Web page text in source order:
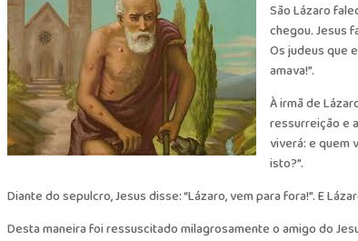
São Lázaro
chegou. Jesus
Os judeus que
amava!”.
À irmã de
ressurreição e
viverá: e quem
isto?”.
Diante do sepulcro, Jesus disse: “Lázaro, vem para fora!”. E
Desta maneira foi ressuscitado milagrosamente o amigo do